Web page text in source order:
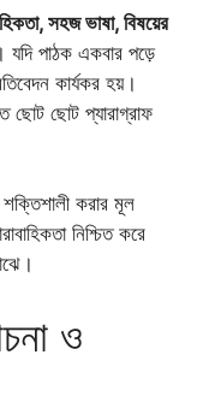
সহজ ভাষা, বিষয়ের
যদি পাঠক একবার পড়ে
কার্যকর হয়।
ছোট ছোট প্যারাগ্রাফ
করার মূল
নিশ্চিত করে
ও